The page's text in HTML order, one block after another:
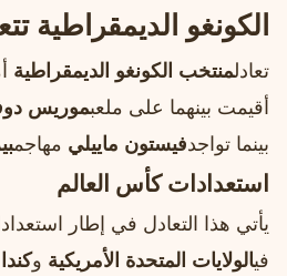
الكونغو الديمقراطية
تعادلمنتخب الكونغو الديمقراطية
أقيمت بينهما على ملعبموريس
بينما تواجدفيستون ماييلي مهاجم
استعدادات كأس العالم
يأتي هذا التعادل في إطار
فيالولايات المتحدة الأمريكية وكندا